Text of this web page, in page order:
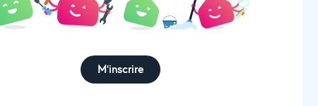
M'inscrire